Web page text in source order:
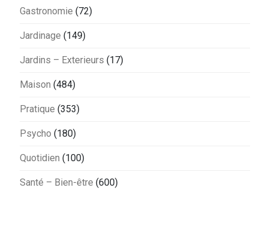
Gastronomie (72)
Jardinage (149)
Jardins – Exterieurs (17)
Maison (484)
Pratique (353)
Psycho (180)
Quotidien (100)
Santé – Bien-être (600)